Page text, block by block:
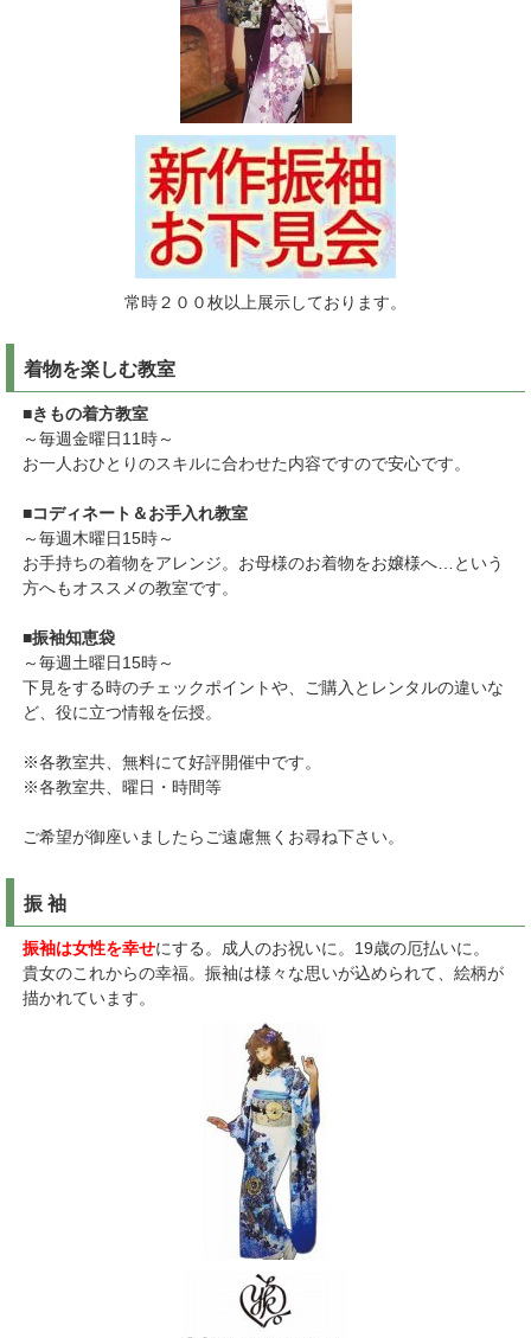
常時２００枚以上展示しております。
着物を楽しむ教室
■きもの着方教室
～毎週金曜日11時～
お一人おひとりのスキルに合わせた内容ですので安心です。
■コディネート＆お手入れ教室
～毎週木曜日15時～
お手持ちの着物をアレンジ。お母様のお着物をお嬢様へ…という
方へもオススメの教室です。
■振袖知恵袋
～毎週土曜日15時～
下見をする時のチェックポイントや、ご購入とレンタルの違いな
ど、役に立つ情報を伝授。
※各教室共、無料にて好評開催中です。
※各教室共、曜日・時間等
ご希望が御座いましたらご遠慮無くお尋ね下さい。
振 袖
振袖は女性を幸せにする。成人のお祝いに。19歳の厄払いに。
貴女のこれからの幸福。振袖は様々な思いが込められて、絵柄が
描かれています。